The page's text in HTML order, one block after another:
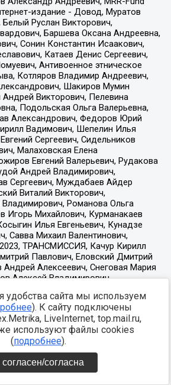
сайта мы используем
). К сайту подключены
LiveInternet, top.mail.ru,
используют файлы cookies
(подробнее).
согласна